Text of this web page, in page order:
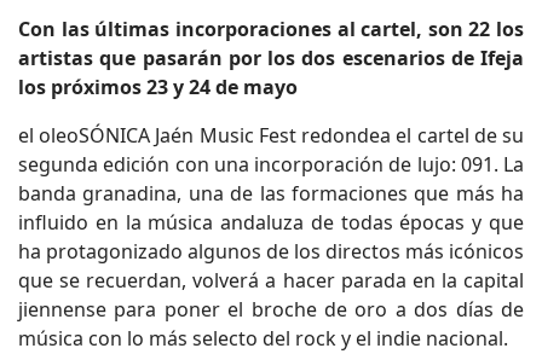
Con las últimas incorporaciones al cartel, son 22 los
artistas que pasarán por los dos escenarios de Ifeja
los próximos 23 y 24 de mayo
el oleoSÓNICA Jaén Music Fest redondea el cartel de su
segunda edición con una incorporación de lujo: 091. La
banda granadina, una de las formaciones que más ha
influido en la música andaluza de todas épocas y que
ha protagonizado algunos de los directos más icónicos
que se recuerdan, volverá a hacer parada en la capital
jiennense para poner el broche de oro a dos días de
música con lo más selecto del rock y el indie nacional.